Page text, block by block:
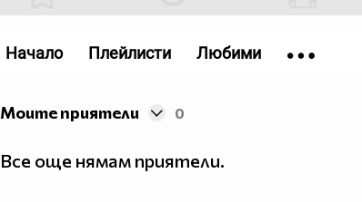
Моите приятели 0
Все още нямам приятели.
Начало Плейлисти Любими